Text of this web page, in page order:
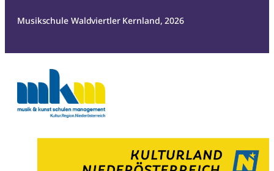
Musikschule Waldviertler Kernland, 2026